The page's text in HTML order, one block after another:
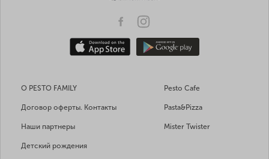
О PESTO FAMILY
Договор оферты. Контакты
Наши партнеры
Детский рождения
Pesto Cafe
Pasta&Pizza
Mister Twister